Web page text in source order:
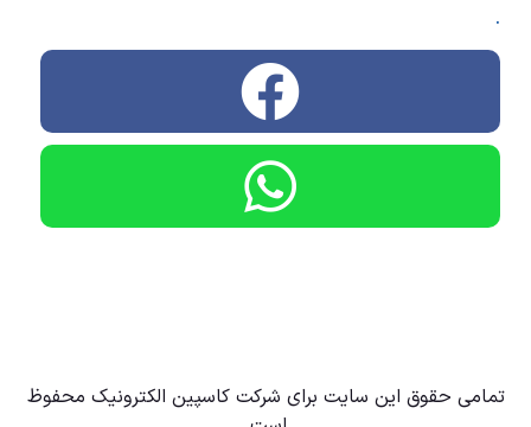
.
تمامی حقوق این سایت برای شرکت کاسپین الکترونیک محفوظ